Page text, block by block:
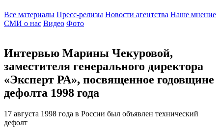
Все материалы Пресс-релизы Новости агентства Наше мнение
СМИ о нас Видео Фото
Интервью Марины Чекуровой,
заместителя генерального директора
«Эксперт РА», посвященное годовщине
дефолта 1998 года
17 августа 1998 года в России был объявлен технический
дефолт